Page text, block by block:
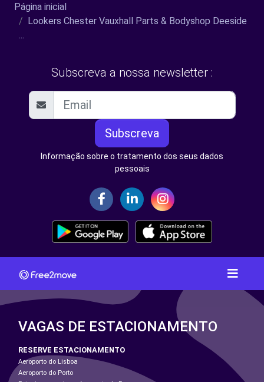
Página inicial
Lookers Chester Vauxhall Parts & Bodyshop Deeside
...
Subscreva a nossa newsletter :
Subscreva
Informação sobre o tratamento dos seus dados
pessoais
VAGAS DE ESTACIONAMENTO
RESERVE ESTACIONAMENTO
Aeroporto do Lisboa
Aeroporto do Porto